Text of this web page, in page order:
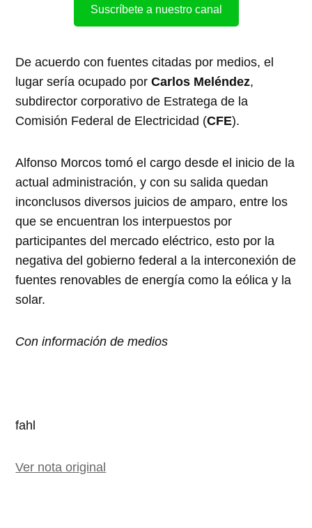
Suscríbete a nuestro canal
De acuerdo con fuentes citadas por medios, el
lugar sería ocupado porCarlos Meléndez,
subdirector corporativo de Estratega de la
Comisión Federal de Electricidad (CFE).
Alfonso Morcos tomó el cargo desde el inicio de la
actual administración, y con su salida quedan
inconclusos diversos juicios de amparo, entre los
que se encuentran los interpuestos por
participantes del mercado eléctrico, esto por la
negativa del gobierno federal a la interconexión de
fuentes renovables de energía como la eólica y la
solar.
Con información de medios
fahl
Ver nota original